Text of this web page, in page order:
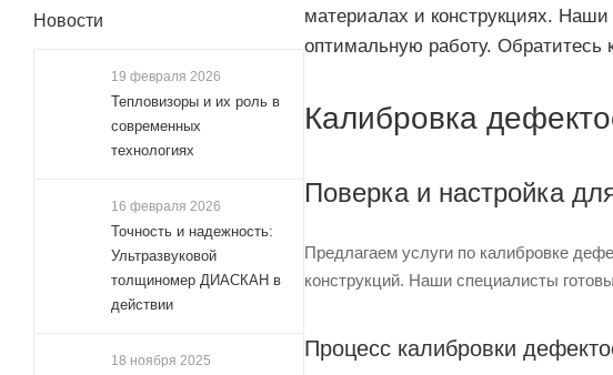
материалах и конструкциях.
оптимальную работу.
Калибровка
Поверка и настройка
Предлагаем услуги по калибровке
конструкций. Наши специалисты
Процесс калибровки
Новости
19 февраля 2026
Тепловизоры и их роль в
современных
технологиях
16 февраля 2026
Точность и надежность:
Ультразвуковой
толщиномер ДИАСКАН в
действии
18 ноября 2025